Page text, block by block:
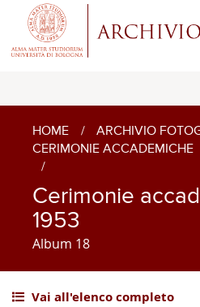
HOME / ARCHIVIO
CERIMONIE ACCADEMICHE
/
Cerimonie
1953
Album 18
Vai all'elenco completo